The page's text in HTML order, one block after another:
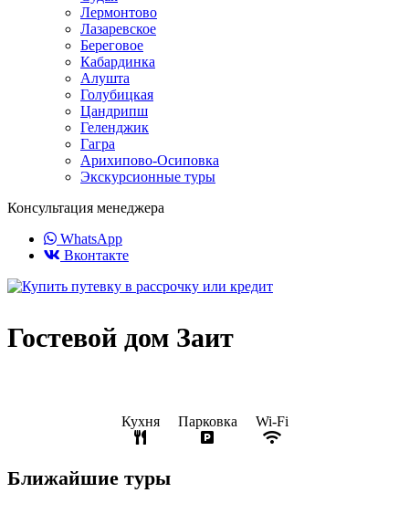
Лермонтово
Лазаревское
Береговое
Кабардинка
Алушта
Голубицкая
Цандрипш
Геленджик
Гагра
Арихипово-Осиповка
Экскурсионные туры
Консультация менеджера
WhatsApp
Вконтакте
Гостевой дом Заит
Кухня Парковка Wi-Fi
Ближайшие туры